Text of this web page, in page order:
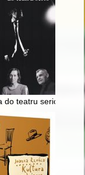
do teatru serio :